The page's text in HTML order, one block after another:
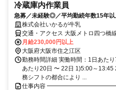
冷蔵庫内作業員
急募／未経験◎／平均勤続年数15年
株式会社いかるが牛乳
交通・アクセス 大阪メトロ四つ橋
ら徒歩10分
月給230,000円以上
大阪府大阪市住之江区
勤務時間詳細 実働時間：1日あた
あたり20日 〜 22日 1)5:00～
務シフトの都合により ...
仕事内容